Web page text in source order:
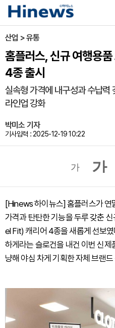
산업 > 유통
홈플러스, 신규 여행용
4종 출시
실속형 가격에 내구성과 수납력
라인업 강화
박미소 기자
기사입력 : 2025-12-19 10:22
가 가
[Hinews 하이뉴스] 홈플러스가 연
가격과 탄탄한 기능을 두루 갖춘
el Fit) 캐리어 4종을 새롭게 선보
하게라는 슬로건을 내건 이번 신제
냥해 야심 차게 기획한 자체 브랜